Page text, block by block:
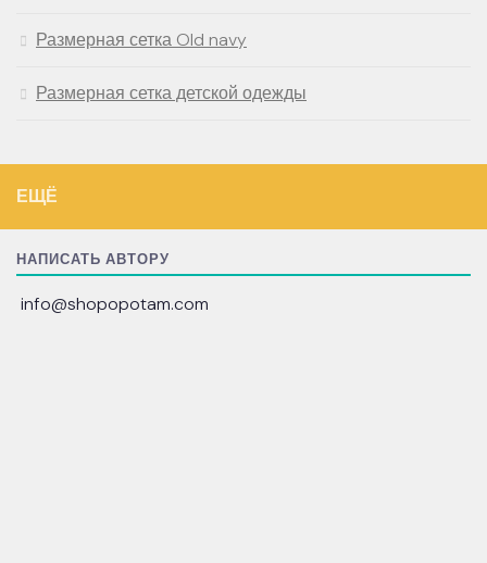
Размерная сетка Old navy
Размерная сетка детской одежды
ЕЩЁ
НАПИСАТЬ АВТОРУ
info@shopopotam.com